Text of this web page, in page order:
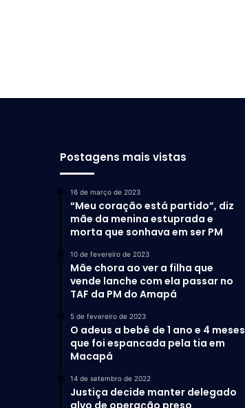
Postagens mais vistas
16 de março de 2023
“Meu coração está partido”, diz
mãe da menina estuprada e
morta que sonhava em ser PM
10 de fevereiro de 2023
Mãe chora ao ver a filha que
vende lanche com ela passar no
TAF da PM do Amapá
5 de fevereiro de 2023
O adeus a bebê de 1 ano e 4 meses
que foi espancada pela tia em
Macapá
14 de setembro de 2022
Justiça decide manter delegado
alvo de operação preso